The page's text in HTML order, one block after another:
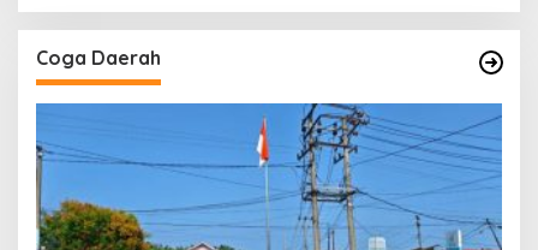
Coga Daerah